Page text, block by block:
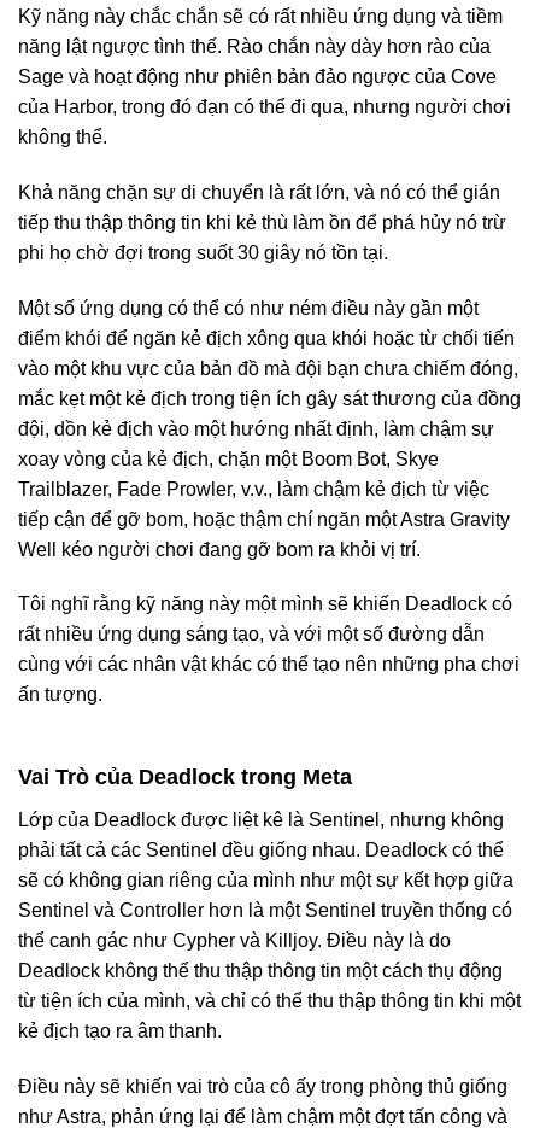
Kỹ năng này chắc chắn sẽ có rất nhiều ứng dụng và tiềm
năng lật ngược tình thế. Rào chắn này dày hơn rào của
Sage và hoạt động như phiên bản đảo ngược của Cove
của Harbor, trong đó đạn có thể đi qua, nhưng người chơi
không thể.
Khả năng chặn sự di chuyển là rất lớn, và nó có thể gián
tiếp thu thập thông tin khi kẻ thù làm ồn để phá hủy nó trừ
phi họ chờ đợi trong suốt 30 giây nó tồn tại.
Một số ứng dụng có thể có như ném điều này gần một
điểm khói để ngăn kẻ địch xông qua khói hoặc từ chối tiến
vào một khu vực của bản đồ mà đội bạn chưa chiếm đóng,
mắc kẹt một kẻ địch trong tiện ích gây sát thương của đồng
đội, dồn kẻ địch vào một hướng nhất định, làm chậm sự
xoay vòng của kẻ địch, chặn một Boom Bot, Skye
Trailblazer, Fade Prowler, v.v., làm chậm kẻ địch từ việc
tiếp cận để gỡ bom, hoặc thậm chí ngăn một Astra Gravity
Well kéo người chơi đang gỡ bom ra khỏi vị trí.
Tôi nghĩ rằng kỹ năng này một mình sẽ khiến Deadlock có
rất nhiều ứng dụng sáng tạo, và với một số đường dẫn
cùng với các nhân vật khác có thể tạo nên những pha chơi
ấn tượng.
Vai Trò của Deadlock trong Meta
Lớp của Deadlock được liệt kê là Sentinel, nhưng không
phải tất cả các Sentinel đều giống nhau. Deadlock có thể
sẽ có không gian riêng của mình như một sự kết hợp giữa
Sentinel và Controller hơn là một Sentinel truyền thống có
thể canh gác như Cypher và Killjoy. Điều này là do
Deadlock không thể thu thập thông tin một cách thụ động
từ tiện ích của mình, và chỉ có thể thu thập thông tin khi một
kẻ địch tạo ra âm thanh.
Điều này sẽ khiến vai trò của cô ấy trong phòng thủ giống
như Astra, phản ứng lại để làm chậm một đợt tấn công và